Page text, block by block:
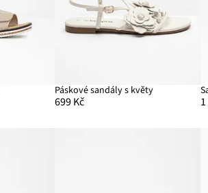
Páskové sandály s květy
699 Kč